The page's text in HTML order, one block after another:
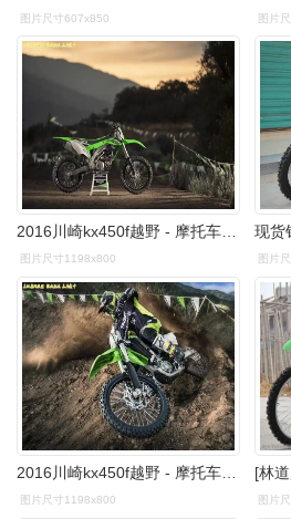
图片尺寸607x850 图片
2016川崎kx450f越野 - 摩托车论坛|摩托车联盟|东北摩托联盟-中国
图片尺寸1198x800 图片
图片尺寸1198x800 图片